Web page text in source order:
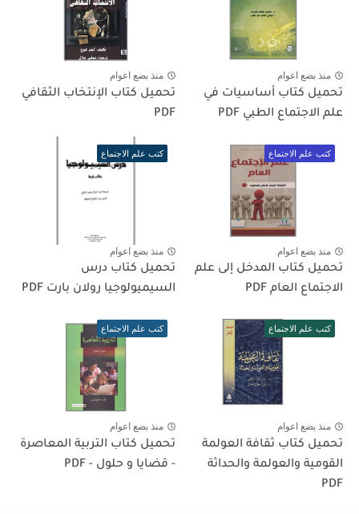
منذ بضع اعوام
تحميل كتاب أساسيات في
علم الاجتماع الطبي PDF
منذ بضع اعوام
تحميل كتاب الإنتخاب الثقافي
PDF
كتب علم الاجتماع
منذ بضع اعوام
تحميل كتاب المدخل إلى علم
الاجتماع العام PDF
كتب علم الاجتماع
منذ بضع اعوام
تحميل كتاب درس
السيميولوجيا رولان بارت PDF
كتب علم الاجتماع
منذ بضع اعوام
تحميل كتاب ثقافة العولمة
القومية والعولمة والحداثة
PDF
كتب علم الاجتماع
منذ بضع اعوام
تحميل كتاب التربية المعاصرة
- قضايا و حلول - PDF